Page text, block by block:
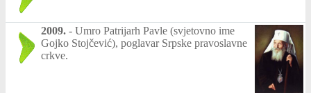
2009. - Umro Patrijarh Pavle (svjetovno ime
Gojko Stojčević), poglavar Srpske pravoslavne
crkve.